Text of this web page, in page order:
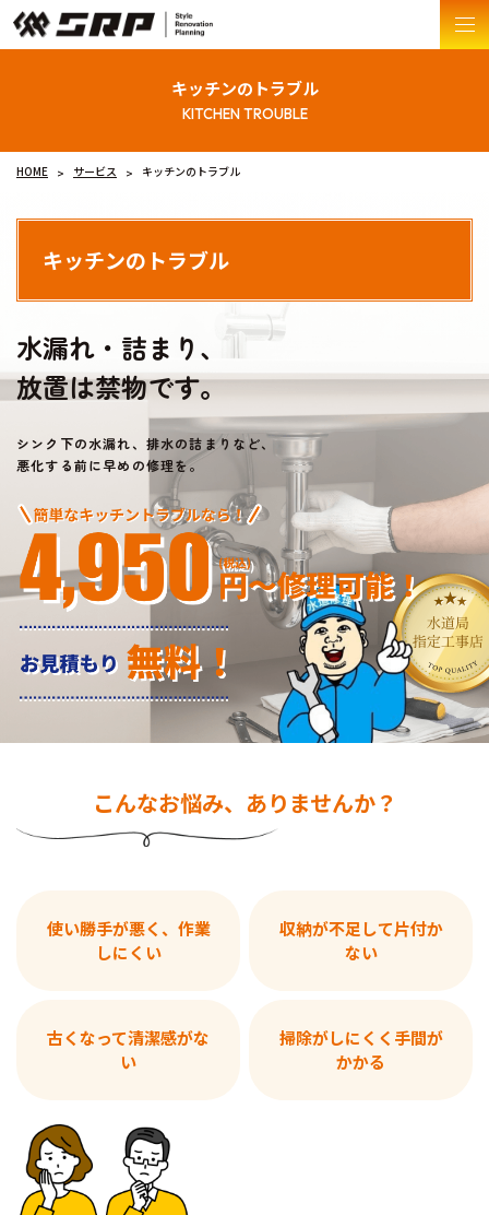
キッチンのトラブル
HOME サービス キッチンのトラブル
キッチンのトラブル
水漏れ・詰まり、
放置は禁物です。
シンク下の水漏れ、排水の詰まりなど、
悪化する前に早めの修理を。
こんなお悩み、ありませんか？
使い勝手が悪く、作業
しにくい
収納が不足して片付か
ない
古くなって清潔感がな
い
掃除がしにくく手間が
かかる